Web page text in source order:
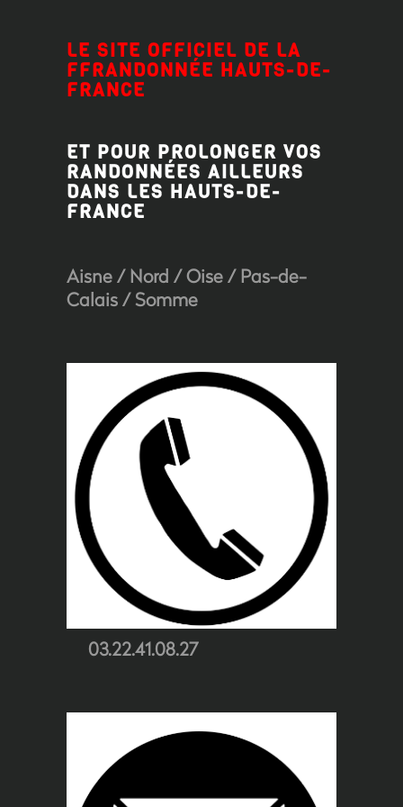
LE SITE OFFICIEL DE LA
FFRANDONNÉE HAUTS-DE-
FRANCE
ET POUR PROLONGER VOS
RANDONNÉES AILLEURS
DANS LES HAUTS-DE-
FRANCE
Aisne/Nord /Oise/Pas-de-
Calais/Somme
03.22.41.08.27